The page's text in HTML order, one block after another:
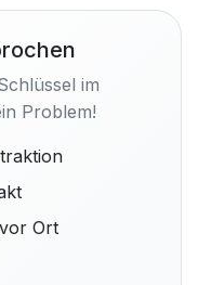
im
Problem!
Ort